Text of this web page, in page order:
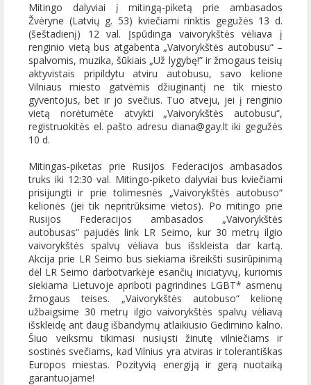
Mitingo dalyviai į mitingą-piketą prie ambasados
Žvėryne (Latvių g. 53) kviečiami rinktis gegužės 13 d.
(šeštadienį) 12 val. Įspūdinga vaivorykštės vėliava į
renginio vietą bus atgabenta „Vaivorykštės autobusu“ –
spalvomis, muzika, šūkiais „Už lygybę!” ir žmogaus teisių
aktyvistais pripildytu atviru autobusu, savo kelione
Vilniaus miesto gatvėmis džiuginantį ne tik miesto
gyventojus, bet ir jo svečius. Tuo atveju, jei į renginio
vietą norėtumėte atvykti „Vaivorykštės autobusu“,
registruokitės el. pašto adresu diana@gay.lt iki gegužės
10 d.
Mitingas-piketas prie Rusijos Federacijos ambasados
truks iki 12:30 val. Mitingo-piketo dalyviai bus kviečiami
prisijungti ir prie tolimesnės „Vaivorykštės autobuso“
kelionės (jei tik nepritrūksime vietos). Po mitingo prie
Rusijos Federacijos ambasados „Vaivorykštės
autobusas“ pajudės link LR Seimo, kur 30 metrų ilgio
vaivorykštės spalvų vėliava bus išskleista dar kartą.
Akcija prie LR Seimo bus siekiama išreikšti susirūpinimą
dėl LR Seimo darbotvarkėje esančių iniciatyvų, kuriomis
siekiama Lietuvoje apriboti pagrindines LGBT* asmenų
žmogaus teises. „Vaivorykštės autobuso“ kelionę
užbaigsime 30 metrų ilgio vaivorykštės spalvų vėliavą
išskleidę ant daug išbandymų atlaikiusio Gedimino kalno.
Šiuo veiksmu tikimasi nusiųsti žinutę vilniečiams ir
sostinės svečiams, kad Vilnius yra atviras ir tolerantiškas
Europos miestas. Pozityvią energiją ir gerą nuotaiką
garantuojame!